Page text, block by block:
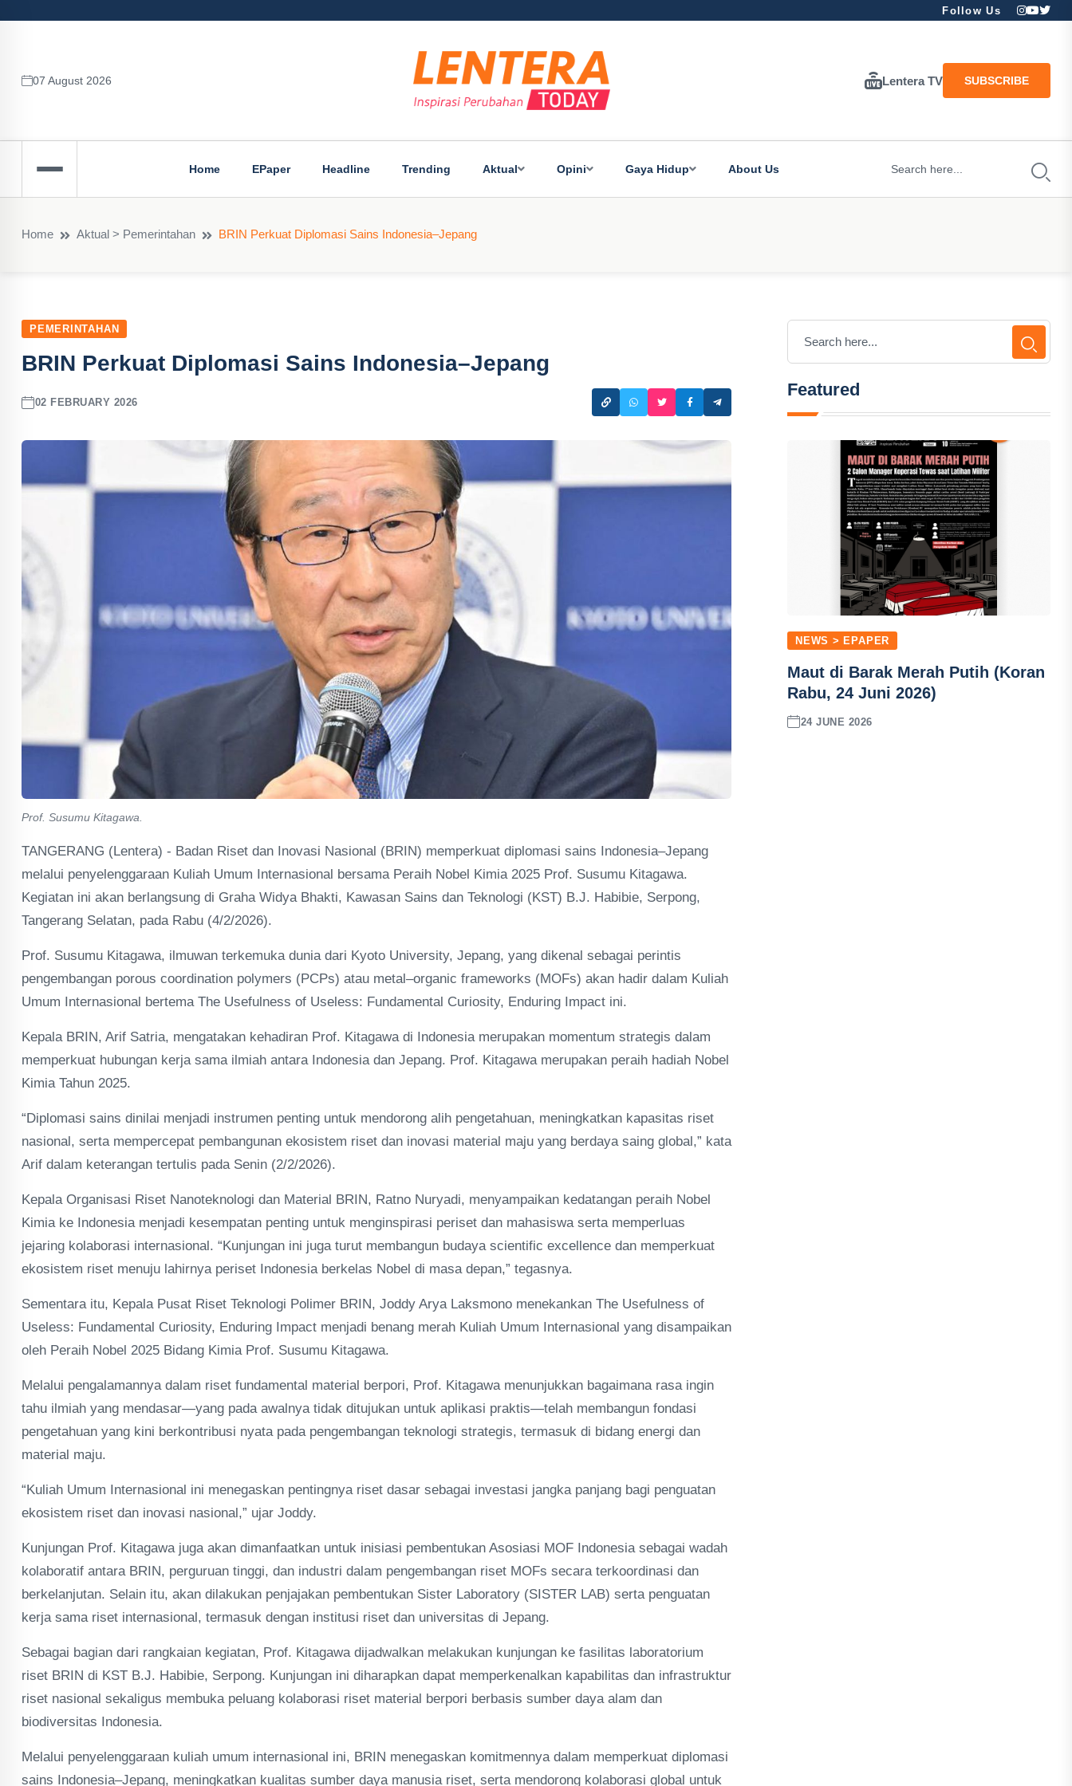
Follow Us
07 August 2026 Lentera TV SUBSCRIBE
Home EPaper Headline Trending Aktual Opini Gaya Hidup About Us
Home Aktual > Pemerintahan BRIN Perkuat Diplomasi Sains Indonesia–Jepang
PEMERINTAHAN
BRIN Perkuat Diplomasi Sains Indonesia–Jepang
02 FEBRUARY 2026
Prof. Susumu Kitagawa.
TANGERANG (Lentera) - Badan Riset dan Inovasi Nasional (BRIN) memperkuat diplomasi sains Indonesia–Jepang
melalui penyelenggaraan Kuliah Umum Internasional bersama Peraih Nobel Kimia 2025 Prof. Susumu Kitagawa.
Kegiatan ini akan berlangsung di Graha Widya Bhakti, Kawasan Sains dan Teknologi (KST) B.J. Habibie, Serpong,
Tangerang Selatan, pada Rabu (4/2/2026).
Prof. Susumu Kitagawa, ilmuwan terkemuka dunia dari Kyoto University, Jepang, yang dikenal sebagai perintis
pengembangan porous coordination polymers (PCPs) atau metal–organic frameworks (MOFs) akan hadir dalam Kuliah
Umum Internasional bertema The Usefulness of Useless: Fundamental Curiosity, Enduring Impact ini.
Kepala BRIN, Arif Satria, mengatakan kehadiran Prof. Kitagawa di Indonesia merupakan momentum strategis dalam
memperkuat hubungan kerja sama ilmiah antara Indonesia dan Jepang. Prof. Kitagawa merupakan peraih hadiah Nobel
Kimia Tahun 2025.
“Diplomasi sains dinilai menjadi instrumen penting untuk mendorong alih pengetahuan, meningkatkan kapasitas riset
nasional, serta mempercepat pembangunan ekosistem riset dan inovasi material maju yang berdaya saing global,” kata
Arif dalam keterangan tertulis pada Senin (2/2/2026).
Kepala Organisasi Riset Nanoteknologi dan Material BRIN, Ratno Nuryadi, menyampaikan kedatangan peraih Nobel
Kimia ke Indonesia menjadi kesempatan penting untuk menginspirasi periset dan mahasiswa serta memperluas
jejaring kolaborasi internasional. “Kunjungan ini juga turut membangun budaya scientific excellence dan memperkuat
ekosistem riset menuju lahirnya periset Indonesia berkelas Nobel di masa depan,” tegasnya.
Sementara itu, Kepala Pusat Riset Teknologi Polimer BRIN, Joddy Arya Laksmono menekankan The Usefulness of
Useless: Fundamental Curiosity, Enduring Impact menjadi benang merah Kuliah Umum Internasional yang disampaikan
oleh Peraih Nobel 2025 Bidang Kimia Prof. Susumu Kitagawa.
Melalui pengalamannya dalam riset fundamental material berpori, Prof. Kitagawa menunjukkan bagaimana rasa ingin
tahu ilmiah yang mendasar—yang pada awalnya tidak ditujukan untuk aplikasi praktis—telah membangun fondasi
pengetahuan yang kini berkontribusi nyata pada pengembangan teknologi strategis, termasuk di bidang energi dan
material maju.
“Kuliah Umum Internasional ini menegaskan pentingnya riset dasar sebagai investasi jangka panjang bagi penguatan
ekosistem riset dan inovasi nasional,” ujar Joddy.
Kunjungan Prof. Kitagawa juga akan dimanfaatkan untuk inisiasi pembentukan Asosiasi MOF Indonesia sebagai wadah
kolaboratif antara BRIN, perguruan tinggi, dan industri dalam pengembangan riset MOFs secara terkoordinasi dan
berkelanjutan. Selain itu, akan dilakukan penjajakan pembentukan Sister Laboratory (SISTER LAB) serta penguatan
kerja sama riset internasional, termasuk dengan institusi riset dan universitas di Jepang.
Sebagai bagian dari rangkaian kegiatan, Prof. Kitagawa dijadwalkan melakukan kunjungan ke fasilitas laboratorium
riset BRIN di KST B.J. Habibie, Serpong. Kunjungan ini diharapkan dapat memperkenalkan kapabilitas dan infrastruktur
riset nasional sekaligus membuka peluang kolaborasi riset material berpori berbasis sumber daya alam dan
biodiversitas Indonesia.
Melalui penyelenggaraan kuliah umum internasional ini, BRIN menegaskan komitmennya dalam memperkuat diplomasi
sains Indonesia–Jepang, meningkatkan kualitas sumber daya manusia riset, serta mendorong kolaborasi global untuk
Featured
NEWS > EPAPER
Maut di Barak Merah Putih (Koran
Rabu, 24 Juni 2026)
24 JUNE 2026